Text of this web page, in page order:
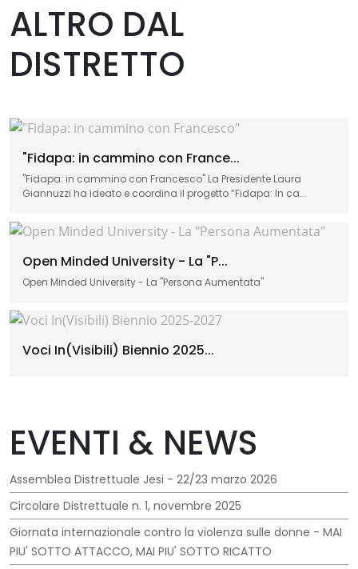
ALTRO DAL
DISTRETTO
"Fidapa: in cammino con France...
"Fidapa: in cammino con Francesco" La Presidente Laura
Giannuzzi ha ideato e coordina il progetto “Fidapa: In ca...
Open Minded University - La "P...
Open Minded University - La "Persona Aumentata"
Voci In(Visibili) Biennio 2025...
EVENTI & NEWS
Assemblea Distrettuale Jesi - 22/23 marzo 2026
Circolare Distrettuale n. 1, novembre 2025
Giornata internazionale contro la violenza sulle donne - MAI
PIU' SOTTO ATTACCO, MAI PIU' SOTTO RICATTO